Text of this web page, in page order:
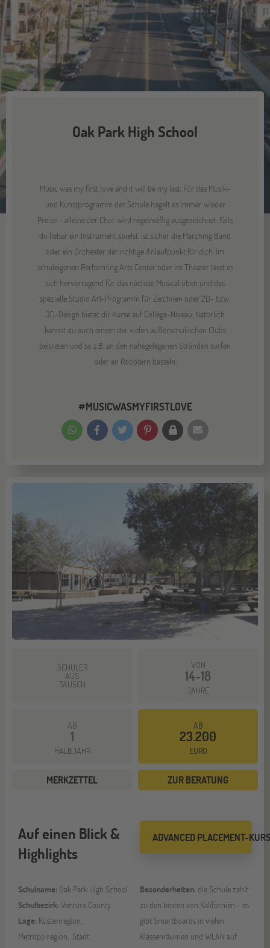
Oak Park High School
Music was my first love and it will be my last. Für das Musik-
und Kunstprogramm der Schule hagelt es immer wieder
Preise – alleine der Chor wird regelmäßig ausgezeichnet. Falls
du lieber ein Instrument spielst, ist sicher die Marching Band
oder ein Orchester der richtige Anlaufpunkt für dich. Im
schuleigenen Performing Arts Center oder im Theater lässt es
sich hervorragend für das nächste Musical üben und das
spezielle Studio Art-Programm für Zeichnen oder 2D- bzw.
3D-Design bietet dir Kurse auf College-Niveau. Natürlich
kannst du auch einem der vielen außerschulischen Clubs
beitreten und so z.B. an den nahegelegenen Stränden surfen
oder an Robotern basteln.
#MUSICWASMYFIRSTLOVE
SCHÜLER
AUS
TAUSCH
VON
14-18
JAHRE
AB
1
HALBJAHR
AB
23.200
EURO
MERKZETTEL ZUR BERATUNG
ADVANCED PLACEMENT-
Auf einen Blick &
Highlights
Schulname: Oak Park High School
Schulbezirk: Ventura County
Lage: Küstenregion,
Metropolregion, Stadt
Besonderheiten: die Schule zählt
zu den besten von Kalifornien - es
gibt Smartboards in vielen
Klassenräumen und WLAN auf